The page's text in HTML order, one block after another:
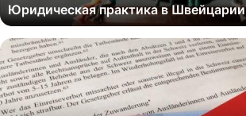
Юридическая практика в Швейцарии